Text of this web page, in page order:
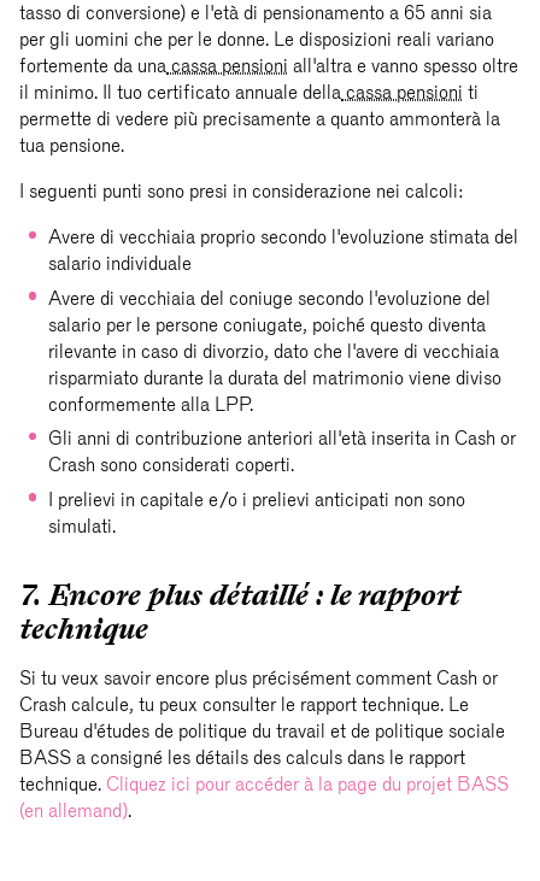
tasso di conversione) e l'età di pensionamento a 65 anni sia
per gli uomini che per le donne. Le disposizioni reali variano
fortemente da una cassa pensioni all'altra e vanno spesso oltre
il minimo. Il tuo certificato annuale della cassa pensioni ti
permette di vedere più precisamente a quanto ammonterà la
tua pensione.
I seguenti punti sono presi in considerazione nei calcoli:
Avere di vecchiaia proprio secondo l'evoluzione stimata del
salario individuale
Avere di vecchiaia del coniuge secondo l'evoluzione del
salario per le persone coniugate, poiché questo diventa
rilevante in caso di divorzio, dato che l'avere di vecchiaia
risparmiato durante la durata del matrimonio viene diviso
conformemente alla LPP.
Gli anni di contribuzione anteriori all'età inserita in Cash or
Crash sono considerati coperti.
I prelievi in capitale e/o i prelievi anticipati non sono
simulati.
7. Encore plus détaillé : le rapport
technique
Si tu veux savoir encore plus précisément comment Cash or
Crash calcule, tu peux consulter le rapport technique. Le
Bureau d'études de politique du travail et de politique sociale
BASS a consigné les détails des calculs dans le rapport
technique. Cliquez ici pour accéder à la page du projet BASS
(en allemand).